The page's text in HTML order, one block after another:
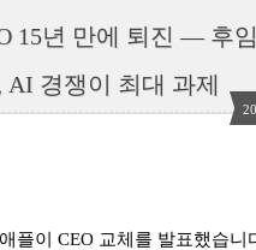
15년 만에 퇴진 — 후
AI 경쟁이 최대 과제
플이 CEO 교체를 발표했습니